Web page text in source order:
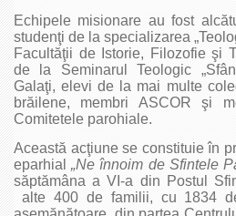
Echipele misionare au fost
studenţi de la specializarea
Facultăţii de Istorie, Filozofie şi
de la Seminarul Teologic
Galaţi, elevi de la mai multe
brăilene, membri ASCOR şi
Comitetele parohiale.
Această acţiune se constituie în
eparhial„Ne înnoim de Sfintele
săptămâna a VI-a din Postul
alte 400 de familii, cu 1834